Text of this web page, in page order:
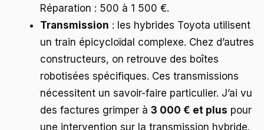
Réparation : 500 à 1 500 €.
Transmission : les hybrides Toyota utilisent
un train épicycloïdal complexe. Chez d’autres
constructeurs, on retrouve des boîtes
robotisées spécifiques. Ces transmissions
nécessitent un savoir-faire particulier. J’ai vu
des factures grimper à 3 000 € et plus pour
une intervention sur la transmission hybride.